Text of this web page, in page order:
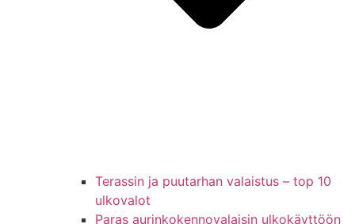
Terassin ja puutarhan valaistus – top 10
ulkovalot
Paras aurinkokennovalaisin ulkokäyttöön